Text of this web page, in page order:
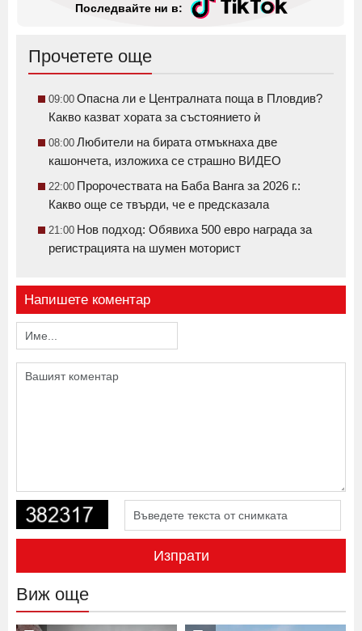
Последвайте ни в:
Прочетете още
09:00 Опасна ли е Централната поща в Пловдив?
Какво казват хората за състоянието ѝ
08:00 Любители на бирата отмъкнаха две
кашончета, изложиха се страшно ВИДЕО
22:00 Пророчествата на Баба Ванга за 2026 г.:
Какво още се твърди, че е предсказала
21:00 Нов подход: Обявиха 500 евро награда за
регистрацията на шумен моторист
Напишете коментар